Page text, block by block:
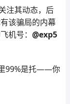
注其动态，后
该骗局的内幕
机号： @exp5
99%是托——你